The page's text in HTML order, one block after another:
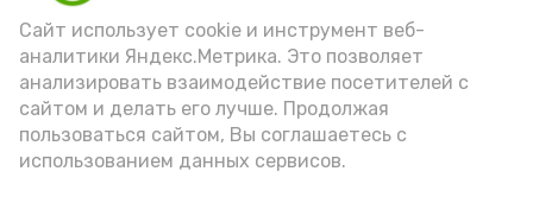
Сайт использует cookie и инструмент веб-
аналитики Яндекс.Метрика. Это позволяет
анализировать взаимодействие посетителей с
сайтом и делать его лучше. Продолжая
пользоваться сайтом, Вы соглашаетесь с
использованием данных сервисов.
Фото: https://vk.ru/wall-222558431_4827
Подпишись!